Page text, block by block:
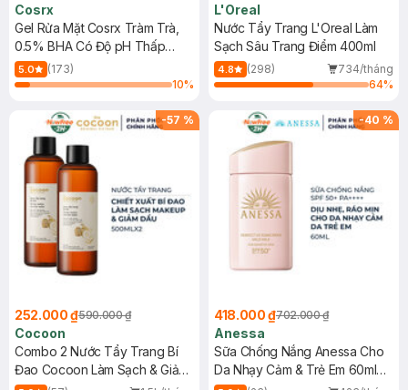
Cosrx
Gel Rửa Mặt Cosrx Tràm Trà,
0.5% BHA Có Độ pH Thấp
150ml
5.0
(173)
10%
L'Oreal
Nước Tẩy Trang L'Oreal Làm
Sạch Sâu Trang Điểm 400ml
4.8 (298)
734/tháng
64%
-57 %
252.000 ₫590.000 ₫
Cocoon
Combo 2 Nước Tẩy Trang Bí
Đao Cocoon Làm Sạch & Giảm
-40 %
418.000 ₫702.000 ₫
Anessa
Sữa Chống Nắng Anessa Cho
Da Nhạy Cảm & Trẻ Em 60ml